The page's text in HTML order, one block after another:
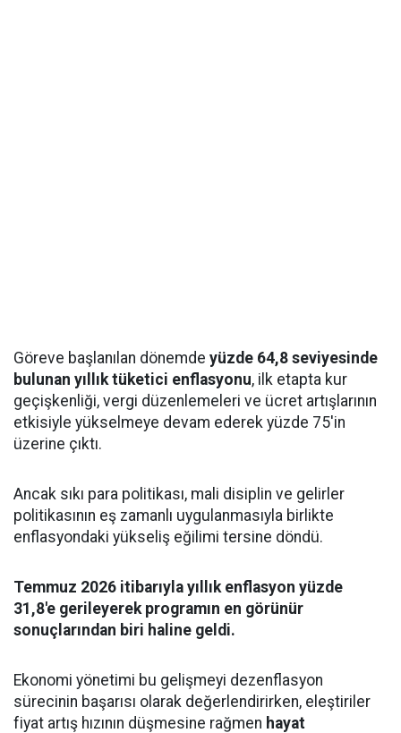
Göreve başlanılan dönemde yüzde 64,8 seviyesinde
bulunan yıllık tüketici enflasyonu, ilk etapta kur
geçişkenliği, vergi düzenlemeleri ve ücret artışlarının
etkisiyle yükselmeye devam ederek yüzde 75'in
üzerine çıktı.
Ancak sıkı para politikası, mali disiplin ve gelirler
politikasının eş zamanlı uygulanmasıyla birlikte
enflasyondaki yükseliş eğilimi tersine döndü.
Temmuz 2026 itibarıyla yıllık enflasyon yüzde
31,8'e gerileyerek programın en görünür
sonuçlarından biri haline geldi.
Ekonomi yönetimi bu gelişmeyi dezenflasyon
sürecinin başarısı olarak değerlendirirken, eleştiriler
fiyat artış hızının düşmesine rağmen hayat